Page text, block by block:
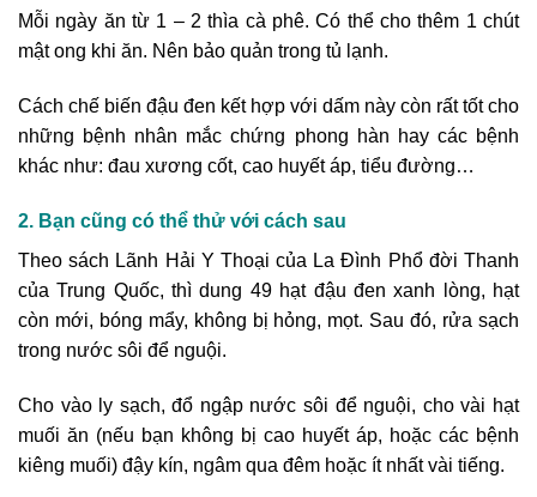
Mỗi ngày ăn từ 1 – 2 thìa cà phê. Có thể cho thêm 1 chút
mật ong khi ăn. Nên bảo quản trong tủ lạnh.
Cách chế biến đậu đen kết hợp với dấm này còn rất tốt cho
những bệnh nhân mắc chứng phong hàn hay các bệnh
khác như: đau xương cốt, cao huyết áp, tiểu đường…
2. Bạn cũng có thể thử với cách sau
Theo sách Lãnh Hải Y Thoại của La Đình Phổ đời Thanh
của Trung Quốc, thì dung 49 hạt đậu đen xanh lòng, hạt
còn mới, bóng mẩy, không bị hỏng, mọt. Sau đó, rửa sạch
trong nước sôi để nguội.
Cho vào ly sạch, đổ ngập nước sôi để nguội, cho vài hạt
muối ăn (nếu bạn không bị cao huyết áp, hoặc các bệnh
kiêng muối) đậy kín, ngâm qua đêm hoặc ít nhất vài tiếng.